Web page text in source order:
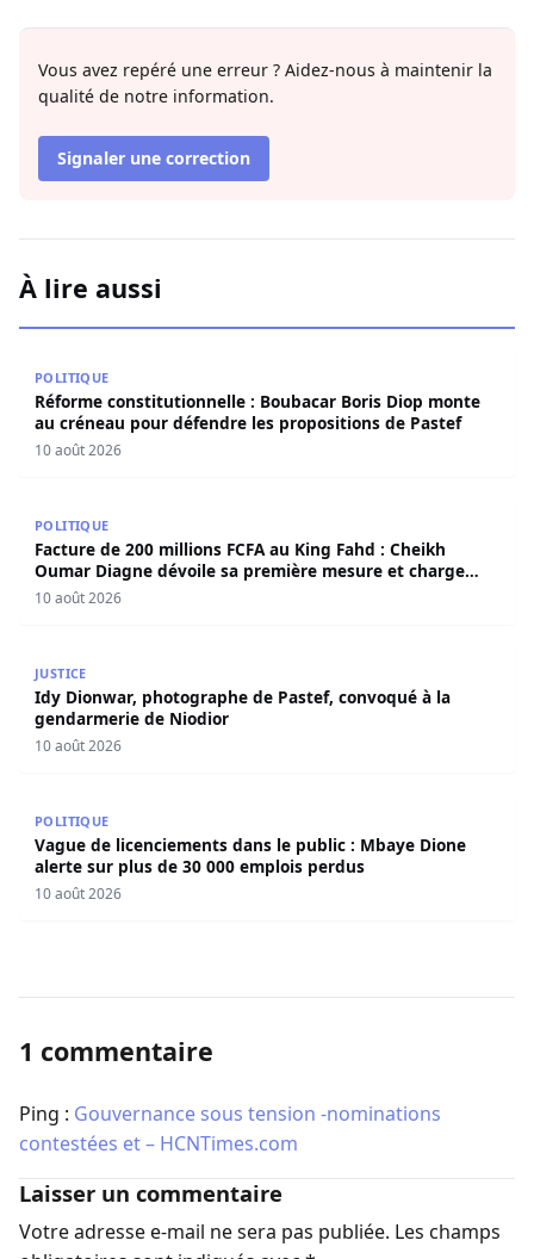
Vous avez repéré une erreur ? Aidez-nous à maintenir la
qualité de notre information.
Signaler une correction
À lire aussi
POLITIQUE
Réforme constitutionnelle : Boubacar Boris Diop monte
au créneau pour défendre les propositions de Pastef
10 août 2026
POLITIQUE
Facture de 200 millions FCFA au King Fahd : Cheikh
Oumar Diagne dévoile sa première mesure et charge
Diomaye et Cie
10 août 2026
JUSTICE
Idy Dionwar, photographe de Pastef, convoqué à la
gendarmerie de Niodior
10 août 2026
POLITIQUE
Vague de licenciements dans le public : Mbaye Dione
alerte sur plus de 30 000 emplois perdus
10 août 2026
1 commentaire
Ping : Gouvernance sous tension -nominations
contestées et – HCNTimes.com
Laisser un commentaire
Votre adresse e-mail ne sera pas publiée. Les champs